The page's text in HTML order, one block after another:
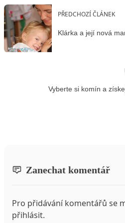
PŘEDCHOZÍ ČLÁNEK
Klárka a její nová
Vyberte si komín a
Zanechat komentář
Pro přidávání komentářů se
přihlásit.